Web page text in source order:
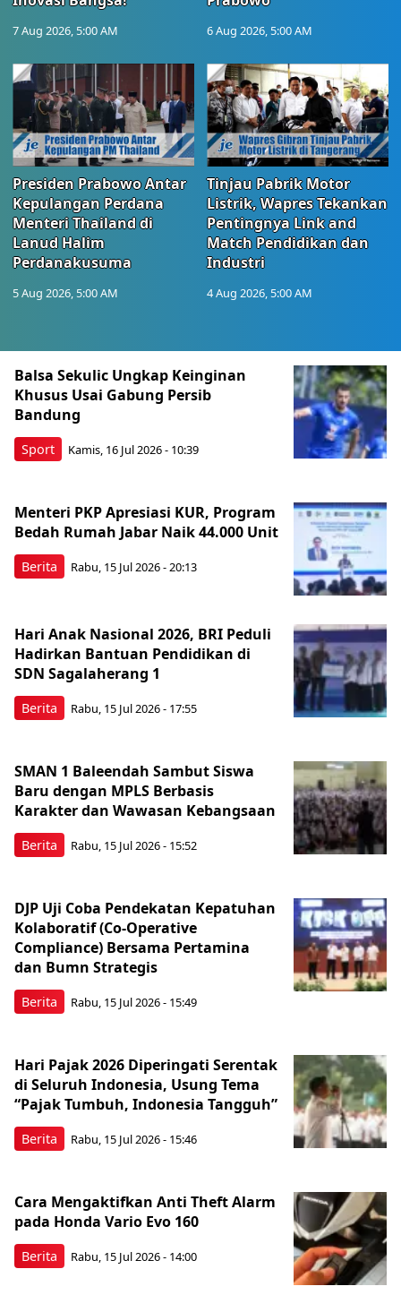
7 Aug 2026, 5:00 AM 6 Aug 2026, 5:00 AM
Presiden Prabowo Antar
Kepulangan Perdana
Menteri Thailand di
Lanud Halim
Perdanakusuma
5 Aug 2026, 5:00 AM
Tinjau Pabrik Motor
Listrik, Wapres Tekankan
Pentingnya Link and
Match Pendidikan dan
Industri
4 Aug 2026, 5:00 AM
Sport
Balsa Sekulic Ungkap Keinginan
Khusus Usai Gabung Persib
Bandung
Kamis, 16 Jul 2026 - 10:39
Berita
Menteri PKP Apresiasi KUR, Program
Bedah Rumah Jabar Naik 44.000 Unit
Rabu, 15 Jul 2026 - 20:13
Berita
Hari Anak Nasional 2026, BRI Peduli
Hadirkan Bantuan Pendidikan di
SDN Sagalaherang 1
Rabu, 15 Jul 2026 - 17:55
Berita
SMAN 1 Baleendah Sambut Siswa
Baru dengan MPLS Berbasis
Karakter dan Wawasan Kebangsaan
Rabu, 15 Jul 2026 - 15:52
Berita
DJP Uji Coba Pendekatan Kepatuhan
Kolaboratif (Co-Operative
Compliance) Bersama Pertamina
dan Bumn Strategis
Rabu, 15 Jul 2026 - 15:49
Berita
Hari Pajak 2026 Diperingati Serentak
di Seluruh Indonesia, Usung Tema
“Pajak Tumbuh, Indonesia Tangguh”
Rabu, 15 Jul 2026 - 15:46
Berita
Cara Mengaktifkan Anti Theft Alarm
pada Honda Vario Evo 160
Rabu, 15 Jul 2026 - 14:00